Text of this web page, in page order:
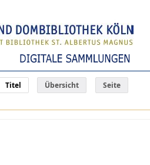
Titel Übersicht Seite